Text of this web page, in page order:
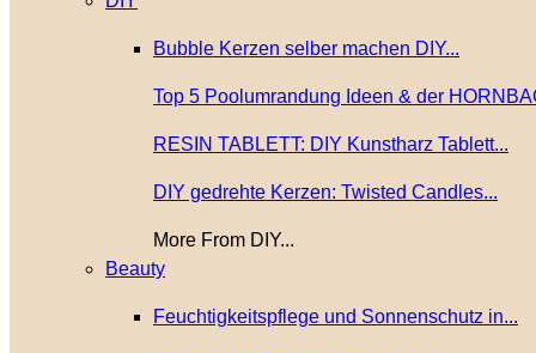
Bubble Kerzen selber machen DIY...
Top 5 Poolumrandung Ideen & der
RESIN TABLETT: DIY Kunstharz Tablett...
DIY gedrehte Kerzen: Twisted Candles...
More From DIY...
Beauty
Feuchtigkeitspflege und Sonnenschutz in...